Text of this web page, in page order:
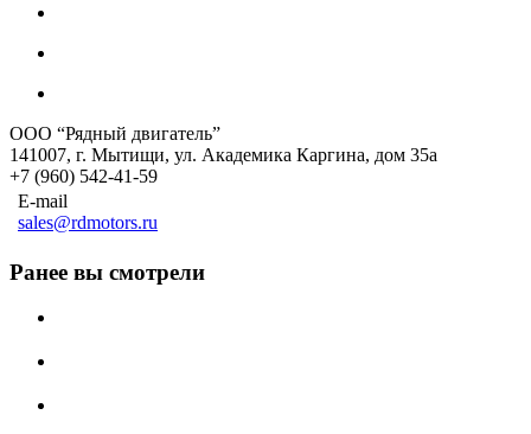
ООО “Рядный двигатель”
141007, г. Мытищи, ул. Академика Каргина, дом 35а
+7 (960) 542-41-59
E-mail
sales@rdmotors.ru
Ранее вы смотрели